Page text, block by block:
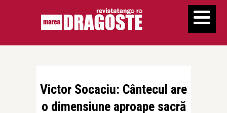
Victor Socaciu: Cântecul are
o dimensiune aproape sacră